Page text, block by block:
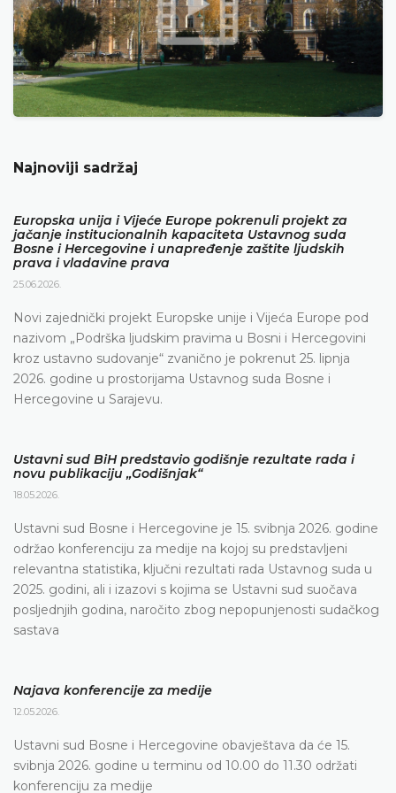
Najnoviji sadržaj
Europska unija i Vijeće Europe pokrenuli projekt za
jačanje institucionalnih kapaciteta Ustavnog suda
Bosne i Hercegovine i unapređenje zaštite ljudskih
prava i vladavine prava
25.06.2026.
Novi zajednički projekt Europske unije i Vijeća Europe pod
nazivom „Podrška ljudskim pravima u Bosni i Hercegovini
kroz ustavno sudovanje“ zvanično je pokrenut 25. lipnja
2026. godine u prostorijama Ustavnog suda Bosne i
Hercegovine u Sarajevu.
Ustavni sud BiH predstavio godišnje rezultate rada i
novu publikaciju „Godišnjak“
18.05.2026.
Ustavni sud Bosne i Hercegovine je 15. svibnja 2026. godine
održao konferenciju za medije na kojoj su predstavljeni
relevantna statistika, ključni rezultati rada Ustavnog suda u
2025. godini, ali i izazovi s kojima se Ustavni sud suočava
posljednjih godina, naročito zbog nepopunjenosti sudačkog
sastava
Najava konferencije za medije
12.05.2026.
Ustavni sud Bosne i Hercegovine obavještava da će 15.
svibnja 2026. godine u terminu od 10.00 do 11.30 održati
konferenciju za medije